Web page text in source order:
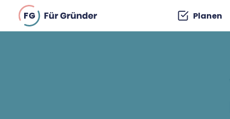
FG Planen